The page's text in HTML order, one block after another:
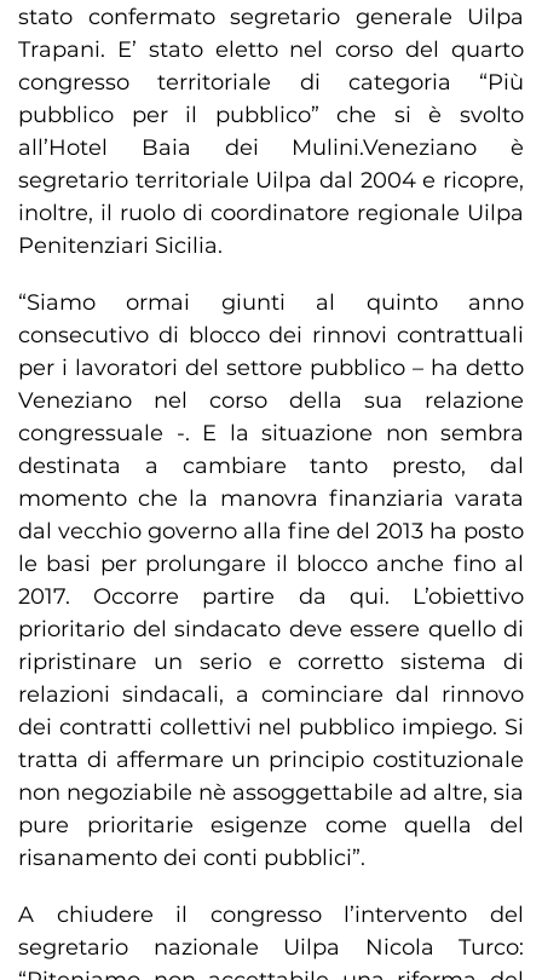
stato confermato segretario generale Uilpa
Trapani. E’ stato eletto nel corso del quarto
congresso territoriale di categoria “Più
pubblico per il pubblico” che si è svolto
all’Hotel Baia dei Mulini.Veneziano è
segretario territoriale Uilpa dal 2004 e ricopre,
inoltre, il ruolo di coordinatore regionale Uilpa
Penitenziari Sicilia.
“Siamo ormai giunti al quinto anno
consecutivo di blocco dei rinnovi contrattuali
per i lavoratori del settore pubblico – ha detto
Veneziano nel corso della sua relazione
congressuale -. E la situazione non sembra
destinata a cambiare tanto presto, dal
momento che la manovra finanziaria varata
dal vecchio governo alla fine del 2013 ha posto
le basi per prolungare il blocco anche fino al
2017. Occorre partire da qui. L’obiettivo
prioritario del sindacato deve essere quello di
ripristinare un serio e corretto sistema di
relazioni sindacali, a cominciare dal rinnovo
dei contratti collettivi nel pubblico impiego. Si
tratta di affermare un principio costituzionale
non negoziabile nè assoggettabile ad altre, sia
pure prioritarie esigenze come quella del
risanamento dei conti pubblici”.
A chiudere il congresso l’intervento del
segretario nazionale Uilpa Nicola Turco: